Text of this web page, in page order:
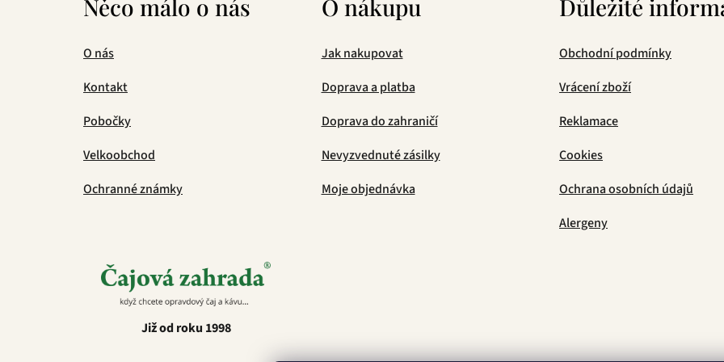
Něco málo o nás
O nás
Kontakt
Pobočky
Velkoobchod
Ochranné známky
O nákupu
Jak nakupovat
Doprava a platba
Doprava do zahraničí
Nevyzvednuté zásilky
Moje objednávka
Důležité
Obchodní podmínky
Vrácení zboží
Reklamace
Cookies
Ochrana osobních údajů
Alergeny
Již od roku 1998